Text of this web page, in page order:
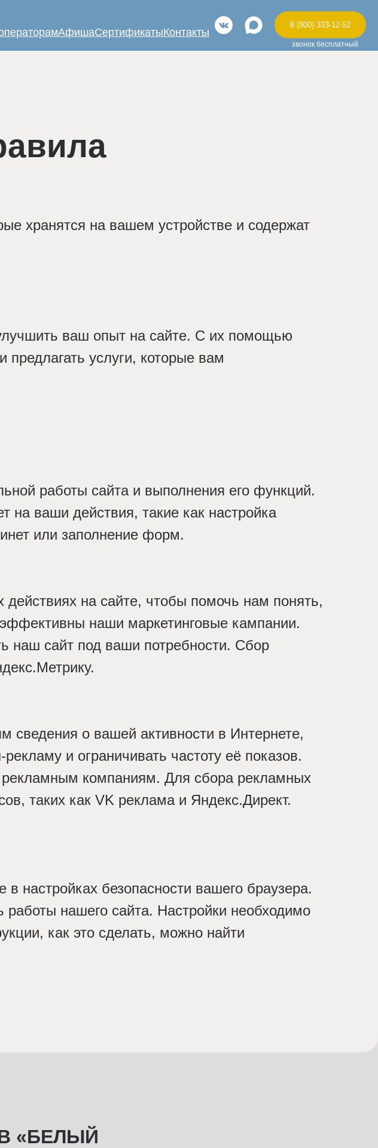
АфишаСертификатыКонтакты
звонок бесплатный
8 (800) 333-12-52
хранятся на вашем устройстве и содержат
ваш опыт на сайте. С их помощью
услуги, которые вам
работы сайта и выполнения его функций.
на ваши действия, такие как настройка
или заполнение форм.
на сайте, чтобы помочь нам понять,
наши маркетинговые кампании.
наш сайт под ваши потребности. Сбор
о вашей активности в Интернете,
и ограничивать частоту её показов.
компаниям. Для сбора рекламных
таких как VK реклама и Яндекс.Директ.
настройках безопасности вашего браузера.
работы нашего сайта. Настройки необходимо
как это сделать, можно найти
«БЕЛЫЙ